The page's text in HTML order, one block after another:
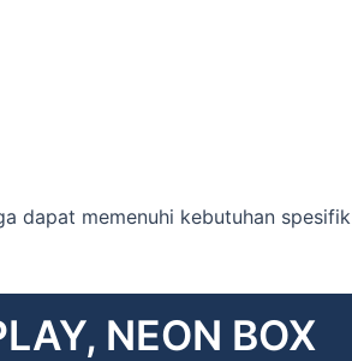
dapat memenuhi kebutuhan spesifik
NEON BOX